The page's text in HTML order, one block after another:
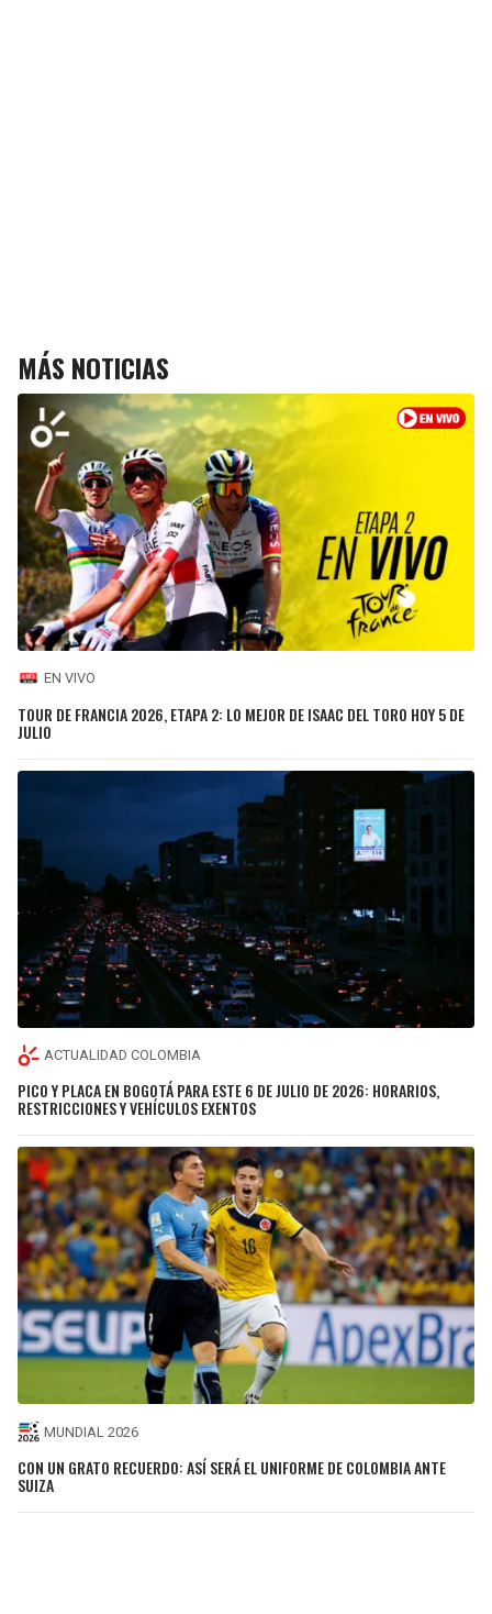
MÁS NOTICIAS
EN VIVO
TOUR DE FRANCIA 2026, ETAPA 2: LO MEJOR DE ISAAC DEL TORO HOY 5 DE
JULIO
ACTUALIDAD COLOMBIA
PICO Y PLACA EN BOGOTÁ PARA ESTE 6 DE JULIO DE 2026: HORARIOS,
RESTRICCIONES Y VEHÍCULOS EXENTOS
MUNDIAL 2026
CON UN GRATO RECUERDO: ASÍ SERÁ EL UNIFORME DE COLOMBIA ANTE
SUIZA